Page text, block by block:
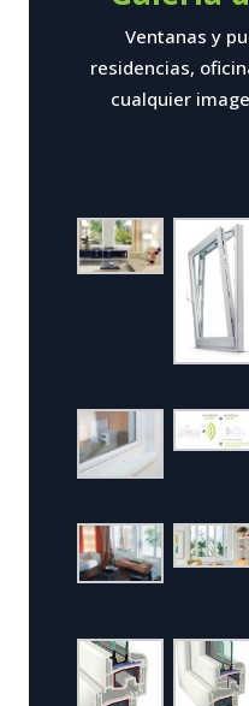
Ventanas y
residencias,
cualquier